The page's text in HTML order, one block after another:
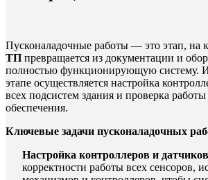
Пусконаладочные работы — это этап, на
ТП превращается из документации и
полностью функционирующую систему.
этапе осуществляется настройка
всех подсистем здания и проверка
обеспечения.
Ключевые задачи пусконаладочных
Настройка контроллеров и
корректности работы всех сенсоров,